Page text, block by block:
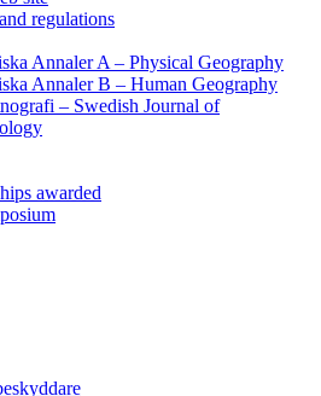
regulations
Annaler A – Physical Geography
Annaler B – Human Geography
– Swedish Journal of
awarded